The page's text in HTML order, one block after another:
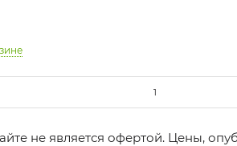
не является офертой. Цены,